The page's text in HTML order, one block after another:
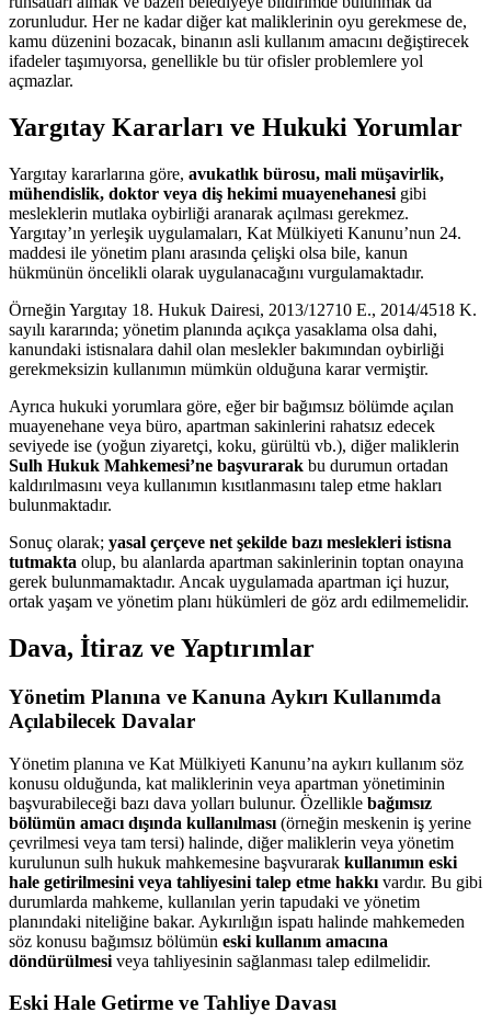
zorunludur. Her ne kadar diğer kat maliklerinin oyu gerekmese de,
kamu düzenini bozacak, binanın asli kullanım amacını değiştirecek
ifadeler taşımıyorsa, genellikle bu tür ofisler problemlere yol
açmazlar.
Yargıtay Kararları ve Hukuki Yorumlar
Yargıtay kararlarına göre, avukatlık bürosu, mali müşavirlik,
mühendislik, doktor veya diş hekimi muayenehanesi gibi
mesleklerin mutlaka oybirliği aranarak açılması gerekmez.
Yargıtay’ın yerleşik uygulamaları, Kat Mülkiyeti Kanunu’nun 24.
maddesi ile yönetim planı arasında çelişki olsa bile, kanun
hükmünün öncelikli olarak uygulanacağını vurgulamaktadır.
Örneğin Yargıtay 18. Hukuk Dairesi, 2013/12710 E., 2014/4518 K.
sayılı kararında; yönetim planında açıkça yasaklama olsa dahi,
kanundaki istisnalara dahil olan meslekler bakımından oybirliği
gerekmeksizin kullanımın mümkün olduğuna karar vermiştir.
Ayrıca hukuki yorumlara göre, eğer bir bağımsız bölümde açılan
muayenehane veya büro, apartman sakinlerini rahatsız edecek
seviyede ise (yoğun ziyaretçi, koku, gürültü vb.), diğer maliklerin
Sulh Hukuk Mahkemesi’ne başvurarak bu durumun ortadan
kaldırılmasını veya kullanımın kısıtlanmasını talep etme hakları
bulunmaktadır.
Sonuç olarak; yasal çerçeve net şekilde bazı meslekleri istisna
tutmakta olup, bu alanlarda apartman sakinlerinin toptan onayına
gerek bulunmamaktadır. Ancak uygulamada apartman içi huzur,
ortak yaşam ve yönetim planı hükümleri de göz ardı edilmemelidir.
Dava, İtiraz ve Yaptırımlar
Yönetim Planına ve Kanuna Aykırı Kullanımda
Açılabilecek Davalar
Yönetim planına ve Kat Mülkiyeti Kanunu’na aykırı kullanım söz
konusu olduğunda, kat maliklerinin veya apartman yönetiminin
başvurabileceği bazı dava yolları bulunur. Özellikle bağımsız
bölümün amacı dışında kullanılması (örneğin meskenin iş yerine
çevrilmesi veya tam tersi) halinde, diğer maliklerin veya yönetim
kurulunun sulh hukuk mahkemesine başvurarak kullanımın eski
hale getirilmesini veya tahliyesini talep etme hakkı vardır. Bu gibi
durumlarda mahkeme, kullanılan yerin tapudaki ve yönetim
planındaki niteliğine bakar. Aykırılığın ispatı halinde mahkemeden
söz konusu bağımsız bölümün eski kullanım amacına
döndürülmesi veya tahliyesinin sağlanması talep edilmelidir.
Eski Hale Getirme ve Tahliye Davası